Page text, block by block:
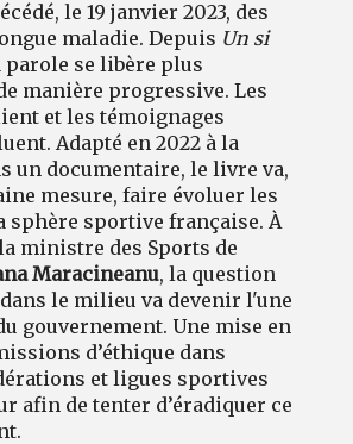
le 19 janvier 2023, des
maladie. Depuis Un si
parole se libère plus
manière progressive. Les
et les témoignages
Adapté en 2022 à la
un documentaire, le livre va,
mesure, faire évoluer les
sphère sportive française. À
ministre des Sports de
Maracineanu, la question
le milieu va devenir l'une
gouvernement. Une mise en
d’éthique dans
et ligues sportives
afin de tenter d’éradiquer ce